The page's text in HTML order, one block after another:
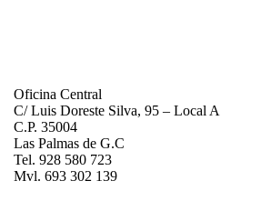
Oficina Central
C/ Luis Doreste Silva, 95 – Local A
C.P. 35004
Las Palmas de G.C
Tel. 928 580 723
Mvl. 693 302 139